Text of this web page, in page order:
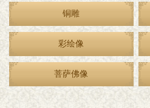
铜雕
彩绘像
菩萨佛像